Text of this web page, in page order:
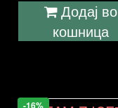
Додај во
кошница
-16%